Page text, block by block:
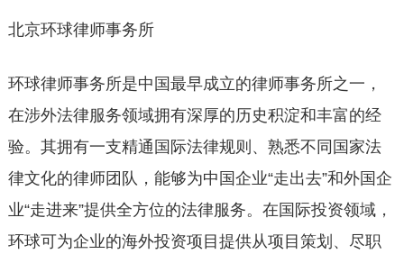
北京环球律师事务所
环球律师事务所是中国最早成立的律师事务所之一，
在涉外法律服务领域拥有深厚的历史积淀和丰富的经
验。其拥有一支精通国际法律规则、熟悉不同国家法
律文化的律师团队，能够为中国企业“走出去”和外国企
业“走进来”提供全方位的法律服务。在国际投资领域，
环球可为企业的海外投资项目提供从项目策划、尽职